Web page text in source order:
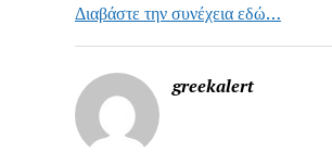
Διαβάστε την συνέχεια εδώ…
greekalert